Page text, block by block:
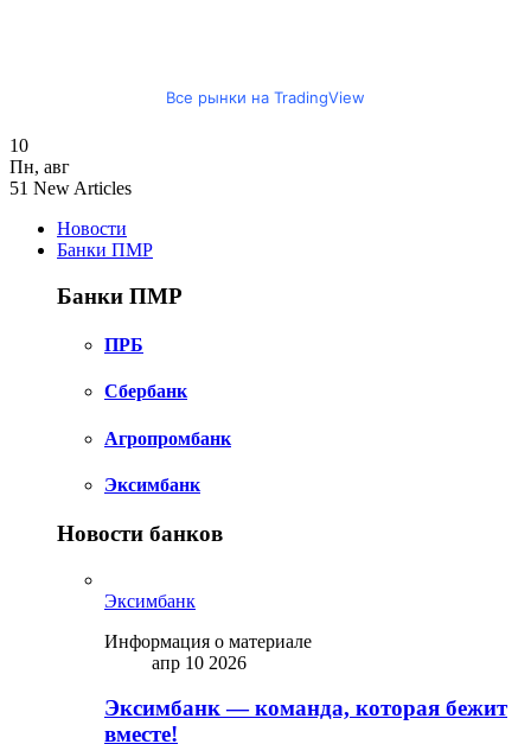
Все рынки на TradingView
10
Пн, авг
51 New Articles
Новости
Банки ПМР
Банки ПМР
ПРБ
Сбербанк
Агропромбанк
Эксимбанк
Новости банков
Эксимбанк
Информация о материале
апр 10 2026
Эксимбанк — команда, которая бежит
вместе!